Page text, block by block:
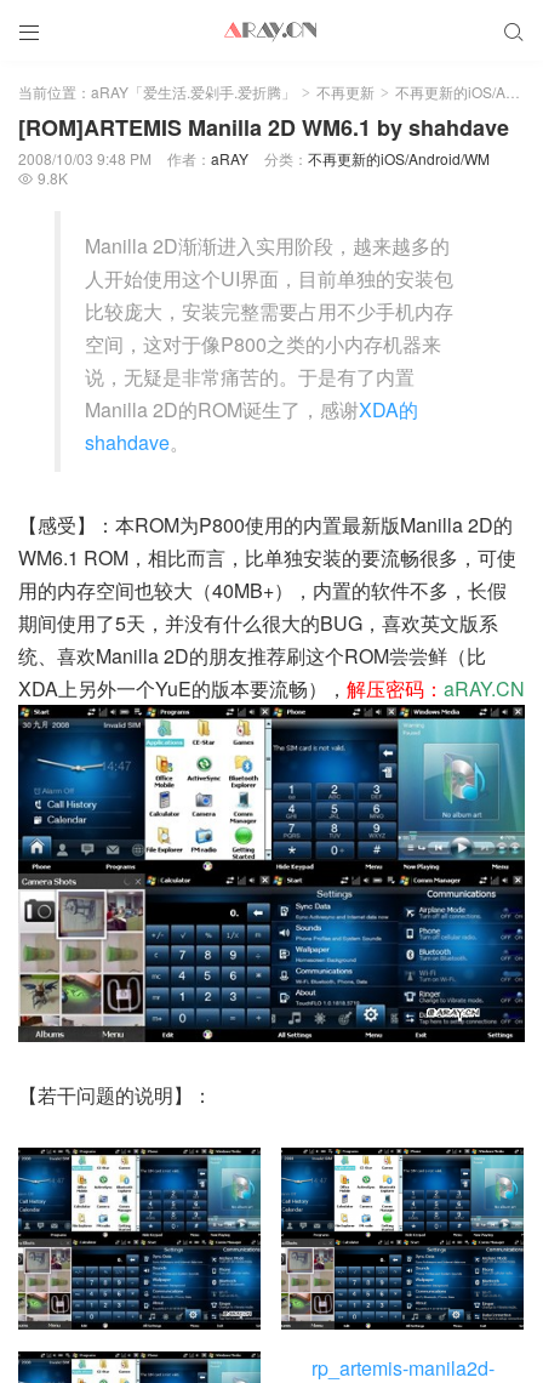
 
当前位置： aRAY「爱生活.爱剁手.爱折腾」 > 不再更新 > 不再更新的iOS/Android/WM
[ROM]ARTEMIS Manilla 2D WM6.1 by shahdave
2008/10/03 9:48 PM 作者： aRAY 分类： 不再更新的iOS/Android/WM
 9.8K
Manilla 2D渐渐进入实用阶段，越来越多的
人开始使用这个UI界面，目前单独的安装包
比较庞大，安装完整需要占用不少手机内存
空间，这对于像P800之类的小内存机器来
说，无疑是非常痛苦的。于是有了内置
Manilla 2D的ROM诞生了，感谢XDA的
shahdave。
【感受】：本ROM为P800使用的内置最新版Manilla 2D的
WM6.1 ROM，相比而言，比单独安装的要流畅很多，可使
用的内存空间也较大（40MB+），内置的软件不多，长假
期间使用了5天，并没有什么很大的BUG，喜欢英文版系
统、喜欢Manilla 2D的朋友推荐刷这个ROM尝尝鲜（比
XDA上另外一个YuE的版本要流畅）， 解压密码： aRAY.CN
【若干问题的说明】：
rp_artemis-manila2d-